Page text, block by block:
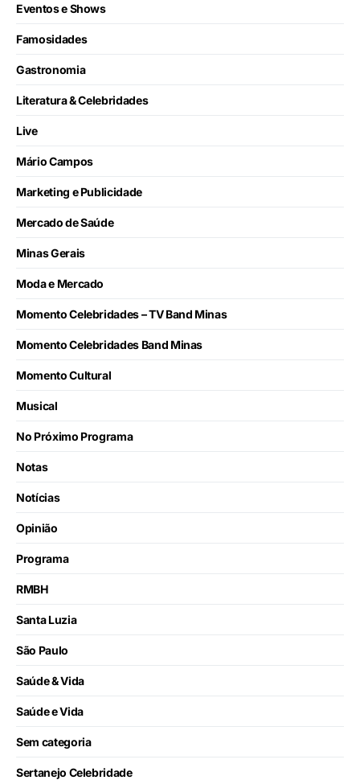
Eventos e Shows
Famosidades
Gastronomia
Literatura & Celebridades
Live
Mário Campos
Marketing e Publicidade
Mercado de Saúde
Minas Gerais
Moda e Mercado
Momento Celebridades – TV Band Minas
Momento Celebridades Band Minas
Momento Cultural
Musical
No Próximo Programa
Notas
Notícias
Opinião
Programa
RMBH
Santa Luzia
São Paulo
Saúde & Vida
Saúde e Vida
Sem categoria
Sertanejo Celebridade